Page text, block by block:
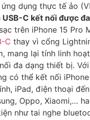
dụng thực tế ảo
USB-C kết nối được
trên iPhone 15 Pro
C thay vì cổng
mang lại tính linh
đa dạng thiết bị.
có thể kết nối
iPad, điện thoại
Oppo, Xiaomi,…
như tai nghe